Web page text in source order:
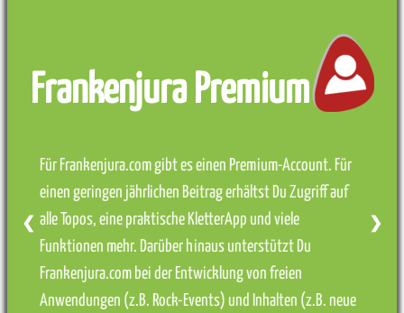
Frankenjura Premium
Für Frankenjura.com gibt es einen Premium-Account. Für
einen geringen jährlichen Beitrag erhältst Du Zugriff auf
alle Topos, eine praktische KletterApp und viele
Funktionen mehr. Darüber hinaus unterstützt Du
Frankenjura.com bei der Entwicklung von freien
Anwendungen (z.B. Rock-Events) und Inhalten (z.B. neue
❮ ❯